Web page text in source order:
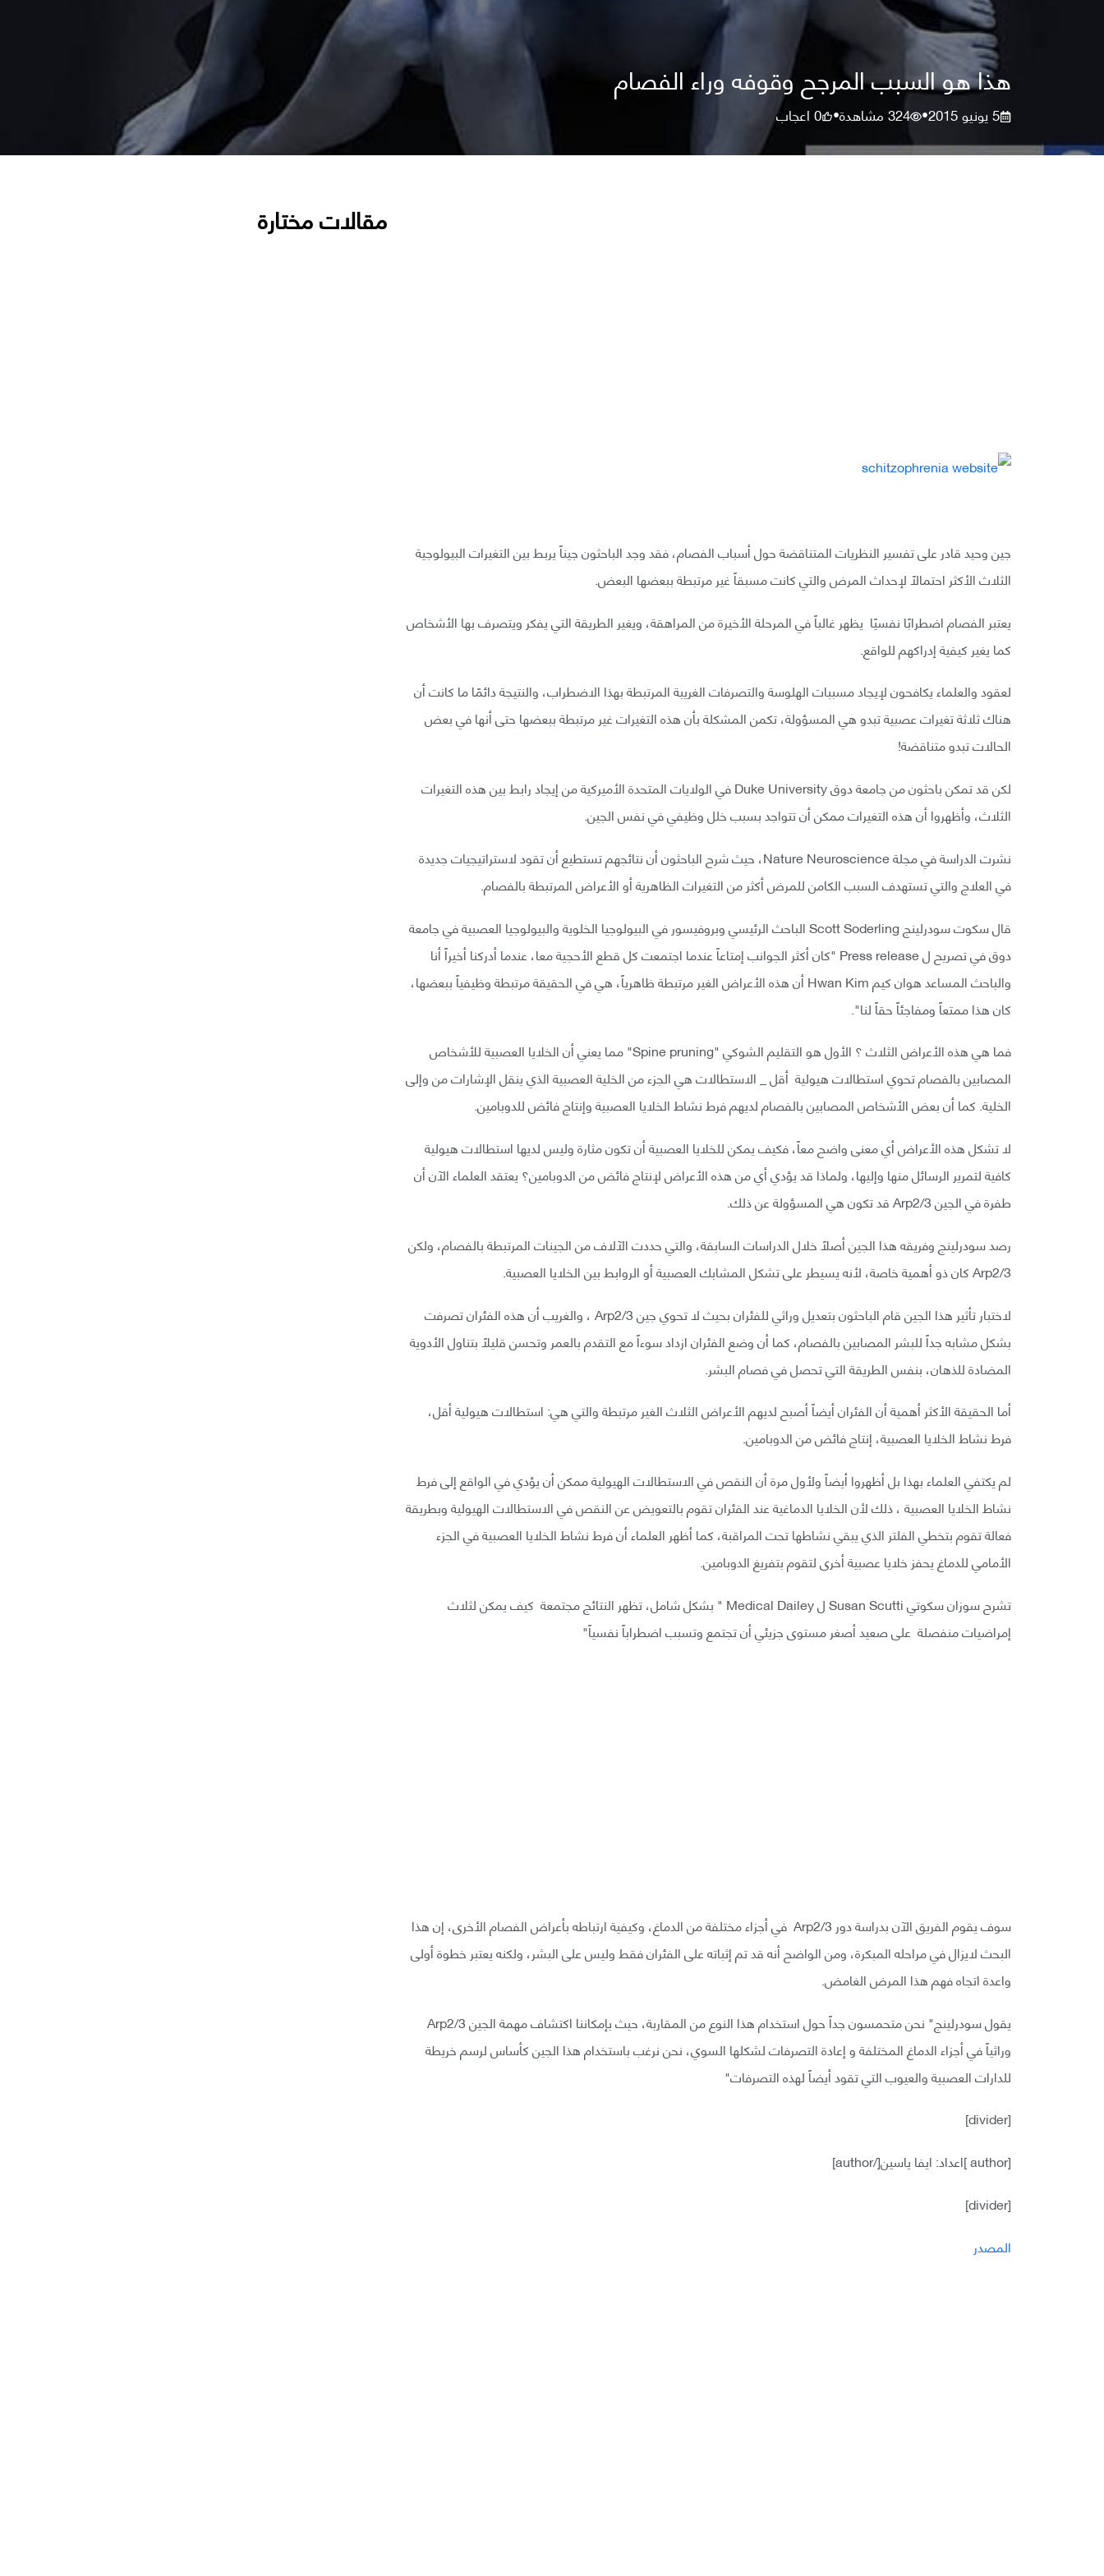
هذا هو السبب المرجح وقوفه وراء الفصام
5 يونيو 2015 •
324مشاهدة•
0اعجاب
جين وحيد قادر على تفسير النظريات المتناقضة حول أسباب الفصام، فقد وجد الباحثون جيناً يربط بين التغيرات البيولوجية
الثلاث الأكثر احتمالاً لإحداث المرض والتي كانت مسبقاً غير مرتبطة ببعضها البعض.
يعتبر الفصام اضطرابًا نفسيًا يظهر غالباً في المرحلة الأخيرة من المراهقة، ويغير الطريقة التي يفكر ويتصرف بها الأشخاص
كما يغير كيفية إدراكهم للواقع.
لعقود والعلماء يكافحون لإيجاد مسببات الهلوسة والتصرفات الغريبة المرتبطة بهذا الاضطراب، والنتيجة دائمًا ما كانت أن
هناك ثلاثة تغيرات عصبية تبدو هي المسؤولة، تكمن المشكلة بأن هذه التغيرات غير مرتبطة ببعضها حتى أنها في بعض
الحالات تبدو متناقضة!
لكن قد تمكن باحثون من جامعة دوق Duke University في الولايات المتحدة الأميركية من إيجاد رابط بين هذه التغيرات
الثلاث، وأظهروا أن هذه التغيرات ممكن أن تتواجد بسبب خلل وظيفي في نفس الجين.
نشرت الدراسة في مجلة Nature Neuroscience، حيث شرح الباحثون أن نتائجهم تستطيع أن تقود لاستراتيجيات جديدة
في العلاج والتي تستهدف السبب الكامن للمرض أكثر من التغيرات الظاهرية أو الأعراض المرتبطة بالفصام.
قال سكوت سودرلينج Scott Soderling الباحث الرئيسي وبروفيسور في البيولوجيا الخلوية والبيولوجيا العصبية في جامعة
دوق في تصريح ل Press release "كان أكثر الجوانب إمتاعاً عندما اجتمعت كل قطع الأحجية معا، عندما أدركنا أخيراً أنا
والباحث المساعد هوان كيم Hwan Kim أن هذه الأعراض الغير مرتبطة ظاهرياً، هي في الحقيقة مرتبطة وظيفياً ببعضها،
كان هذا ممتعاً ومفاجئاً حقاً لنا".
فما هي هذه الأعراض الثلاث ؟ الأول هو التقليم الشوكي "Spine pruning" مما يعني أن الخلايا العصبية للأشخاص
المصابين بالفصام تحوي استطالات هيولية أقل _ الاستطالات هي الجزء من الخلية العصبية الذي ينقل الإشارات من وإلى
الخلية. كما أن بعض الأشخاص المصابين بالفصام لديهم فرط نشاط الخلايا العصبية وإنتاج فائض للدوبامين.
لا تشكل هذه الأعراض أي معنى واضح معاً، فكيف يمكن للخلايا العصبية أن تكون مثارة وليس لديها استطالات هيولية
كافية لتمرير الرسائل منها وإليها، ولماذا قد يؤدي أي من هذه الأعراض لإنتاج فائض من الدوبامين؟ يعتقد العلماء الآن أن
طفرة في الجين Arp2/3 قد تكون هي المسؤولة عن ذلك.
رصد سودرلينج وفريقه هذا الجين أصلاً خلال الدراسات السابقة، والتي حددت الآلاف من الجينات المرتبطة بالفصام، ولكن
Arp2/3 كان ذو أهمية خاصة، لأنه يسيطر على تشكل المشابك العصبية أو الروابط بين الخلايا العصبية.
لاختبار تأثير هذا الجين قام الباحثون بتعديل وراثي للفئران بحيث لا تحوي جين Arp2/3 ، والغريب أن هذه الفئران تصرفت
بشكل مشابه جداً للبشر المصابين بالفصام، كما أن وضع الفئران ازداد سوءاً مع التقدم بالعمر وتحسن قليلاً بتناول الأدوية
المضادة للذهان، بنفس الطريقة التي تحصل في فصام البشر.
أما الحقيقة الأكثر أهمية أن الفئران أيضاً أصبح لديهم الأعراض الثلاث الغير مرتبطة والتي هي: استطالات هيولية أقل،
فرط نشاط الخلايا العصبية، إنتاج فائض من الدوبامين.
لم يكتفي العلماء بهذا بل أظهروا أيضاً ولأول مرة أن النقص في الاستطالات الهيولية ممكن أن يؤدي في الواقع إلى فرط
نشاط الخلايا العصبية ، ذلك لأن الخلايا الدماغية عند الفئران تقوم بالتعويض عن النقص في الاستطالات الهيولية وبطريقة
فعالة تقوم بتخطي الفلتر الذي يبقي نشاطها تحت المراقبة، كما أظهر العلماء أن فرط نشاط الخلايا العصبية في الجزء
الأمامي للدماغ يحفز خلايا عصبية أخرى لتقوم بتفريغ الدوبامين.
تشرح سوزان سكوتي Susan Scutti ل Medical Dailey " بشكل شامل، تظهر النتائج مجتمعة كيف يمكن لثلاث
إمراضيات منفصلة على صعيد أصغر مستوى جزيئي أن تجتمع وتسبب اضطراباً نفسياً"
سوف يقوم الفريق الآن بدراسة دور Arp2/3 في أجزاء مختلفة من الدماغ، وكيفية ارتباطه بأعراض الفصام الأخرى، إن هذا
البحث لايزال في مراحله المبكرة، ومن الواضح أنه قد تم إثباته على الفئران فقط وليس على البشر، ولكنه يعتبر خطوة أولى
واعدة اتجاه فهم هذا المرض الغامض.
يقول سودرلينج" نحن متحمسون جداً حول استخدام هذا النوع من المقاربة، حيث بإمكاننا اكتشاف مهمة الجين Arp2/3
وراثياً في أجزاء الدماغ المختلفة و إعادة التصرفات لشكلها السوي، نحن نرغب باستخدام هذا الجين كأساس لرسم خريطة
للدارات العصبية والعيوب التي تقود أيضاً لهذه التصرفات"
[divider]
[author ]اعداد: ايفا ياسين[/author]
[divider]
المصدر
مقالات مختارة